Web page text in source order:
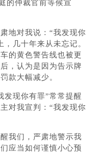
的仲裁官前等候宣
地对我说：“我发现你
几十年来从未忘记。
的黄色警告线也被更
，认为是因为告示牌
款大幅减少。
发现你有罪”常常提醒
对我宣判：“我发现你
我们，严肃地警示我
应当如何谨慎小心预